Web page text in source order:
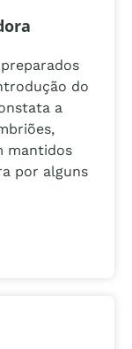
do
a
mantidos
por alguns